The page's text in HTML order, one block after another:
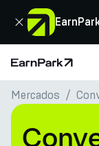
Cerrar
Página de inicio
Mercados